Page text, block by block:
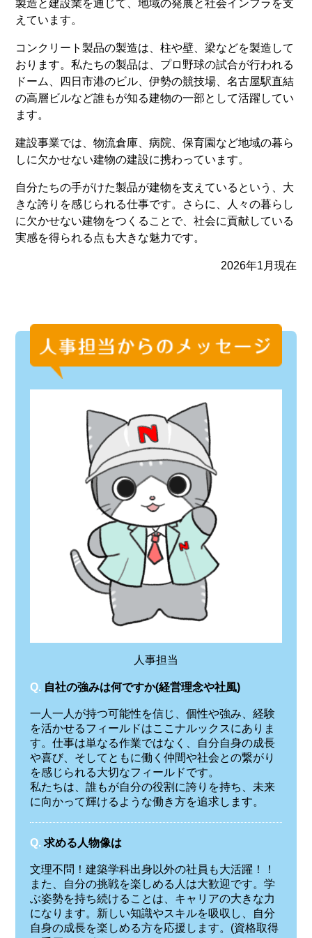
製造と建設業を通じて、地域の発展と社会インフラを支
えています。
コンクリート製品の製造は、柱や壁、梁などを製造して
おります。私たちの製品は、プロ野球の試合が行われる
ドーム、四日市港のビル、伊勢の競技場、名古屋駅直結
の高層ビルなど誰もが知る建物の一部として活躍してい
ます。
建設事業では、物流倉庫、病院、保育園など地域の暮ら
しに欠かせない建物の建設に携わっています。
自分たちの手がけた製品が建物を支えているという、大
きな誇りを感じられる仕事です。さらに、人々の暮らし
に欠かせない建物をつくることで、社会に貢献している
実感を得られる点も大きな魅力です。
2026年1月現在
人事担当
Q. 自社の強みは何ですか(経営理念や社風)
一人一人が持つ可能性を信じ、個性や強み、経験
を活かせるフィールドはここナルックスにありま
す。仕事は単なる作業ではなく、自分自身の成長
や喜び、そしてともに働く仲間や社会との繋がり
を感じられる大切なフィールドです。
私たちは、誰もが自分の役割に誇りを持ち、未来
に向かって輝けるような働き方を追求します。
Q. 求める人物像は
文理不問！建築学科出身以外の社員も大活躍！！
また、自分の挑戦を楽しめる人は大歓迎です。学
ぶ姿勢を持ち続けることは、キャリアの大きな力
になります。新しい知識やスキルを吸収し、自分
自身の成長を楽しめる方を応援します。(資格取得